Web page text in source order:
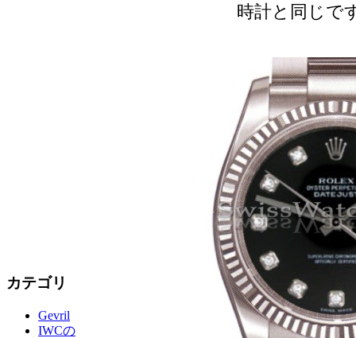
カテゴリ
Gevril
IWCの
時計と同じで